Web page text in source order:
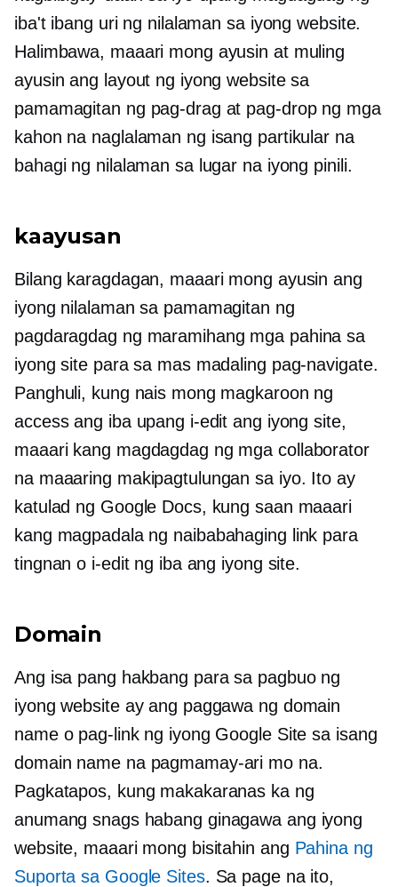
iba't ibang uri ng nilalaman sa iyong website.
Halimbawa, maaari mong ayusin at muling
ayusin ang layout ng iyong website sa
pamamagitan ng pag-drag at pag-drop ng mga
kahon na naglalaman ng isang partikular na
bahagi ng nilalaman sa lugar na iyong pinili.
kaayusan
Bilang karagdagan, maaari mong ayusin ang
iyong nilalaman sa pamamagitan ng
pagdaragdag ng maramihang mga pahina sa
iyong site para sa mas madaling pag-navigate.
Panghuli, kung nais mong magkaroon ng
access ang iba upang i-edit ang iyong site,
maaari kang magdagdag ng mga collaborator
na maaaring makipagtulungan sa iyo. Ito ay
katulad ng Google Docs, kung saan maaari
kang magpadala ng naibabahaging link para
tingnan o i-edit ng iba ang iyong site.
Domain
Ang isa pang hakbang para sa pagbuo ng
iyong website ay ang paggawa ng domain
name o pag-link ng iyong Google Site sa isang
domain name na pagmamay-ari mo na.
Pagkatapos, kung makakaranas ka ng
anumang snags habang ginagawa ang iyong
website, maaari mong bisitahin ang Pahina ng
Suporta sa Google Sites. Sa page na ito,